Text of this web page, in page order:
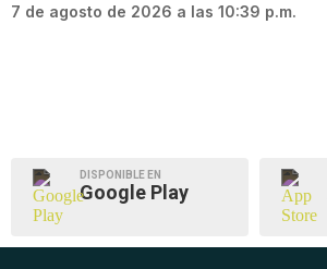
7 de agosto de 2026 a las 10:39 p.m.
DISPONIBLE EN
Google Play